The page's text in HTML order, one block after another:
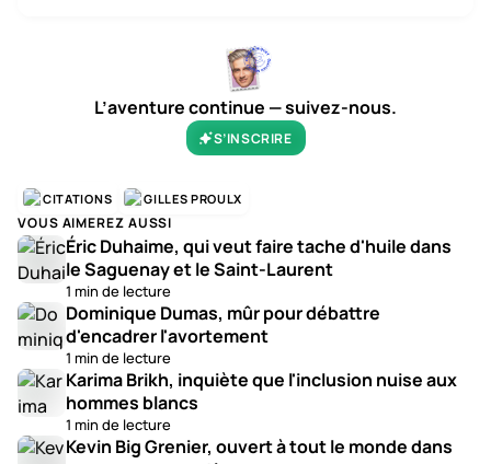
L’aventure continue — suivez-nous.
S’INSCRIRE
CITATIONS GILLES PROULX
VOUS AIMEREZ AUSSI
Éric Duhaime, qui veut faire tache d'huile dans
le Saguenay et le Saint-Laurent
1 min de lecture
Dominique Dumas, mûr pour débattre
d'encadrer l'avortement
1 min de lecture
Karima Brikh, inquiète que l'inclusion nuise aux
hommes blancs
1 min de lecture
Kevin Big Grenier, ouvert à tout le monde dans